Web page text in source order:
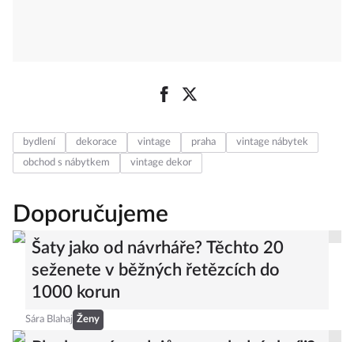
bydlení dekorace vintage praha
vintage nábytek
obchod s nábytkem
vintage dekor
Doporučujeme
Šaty jako od návrháře? Těchto 20
seženete v běžných řetězcích do
1000 korun
Sára Blahaj Ženy